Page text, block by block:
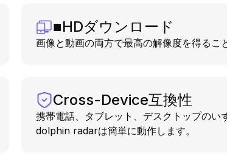
■HDダウンロード
画像と動画の両方で最高の解像度を得るこ
Cross-Device互換性
携帯電話、タブレット、デスクトップのい
dolphin radarは簡単に動作します。